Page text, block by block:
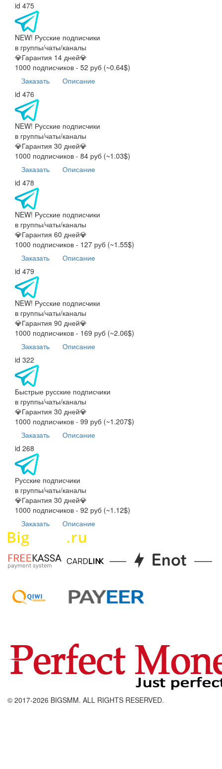
id 475
NEW! Русские подписчики
в группы/чаты/каналы
💎Гарантия 14 дней💎
1000 подписчиков - 52 руб (~0.64$)
Заказать
Описание
id 476
NEW! Русские подписчики
в группы/чаты/каналы
💎Гарантия 30 дней💎
1000 подписчиков - 84 руб (~1.03$)
Заказать
Описание
id 478
NEW! Русские подписчики
в группы/чаты/каналы
💎Гарантия 60 дней💎
1000 подписчиков - 127 руб (~1.55$)
Заказать
Описание
id 479
NEW! Русские подписчики
в группы/чаты/каналы
💎Гарантия 90 дней💎
1000 подписчиков - 169 руб (~2.06$)
Заказать
Описание
id 322
Быстрые русские подписчики
в группы/чаты/каналы
💎Гарантия 30 дней💎
1000 подписчиков - 99 руб (~1.207$)
Заказать
Описание
id 268
Русские подписчики
в группы/чаты/каналы
💎Гарантия 30 дней💎
1000 подписчиков - 92 руб (~1.12$)
Заказать
Описание
© 2017-2026 BIGSMM. ALL RIGHTS RESERVED.